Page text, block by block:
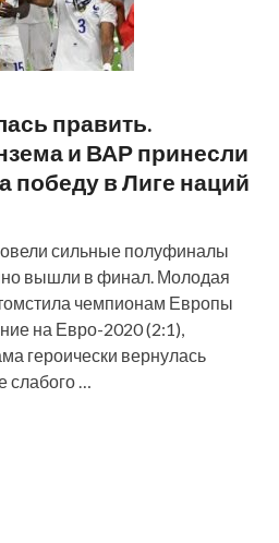
править.
и ВАР принесли
победу в Лиге наций
сильные полуфиналы
вышли в финал. Молодая
чемпионам Европы
на Евро-2020 (2:1),
героически вернулась
слабого …